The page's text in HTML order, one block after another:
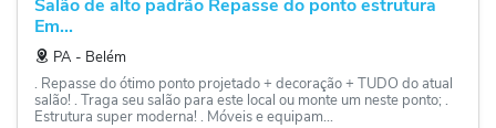
Salão de alto padrão Repasse do ponto estrutura
Em...
PA ‐ Belém
. Repasse do ótimo ponto projetado + decoração + TUDO do atual
salão! . Traga seu salão para este local ou monte um neste ponto; .
Estrutura super moderna! . Móveis e equipam...